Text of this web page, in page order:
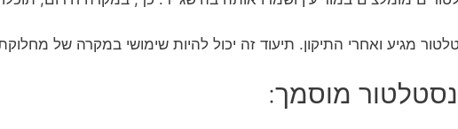
מגיע ואחרי התיקון. תיעוד זה יכול להיות שימושי במקרה של מחלוקת
מוסמך: